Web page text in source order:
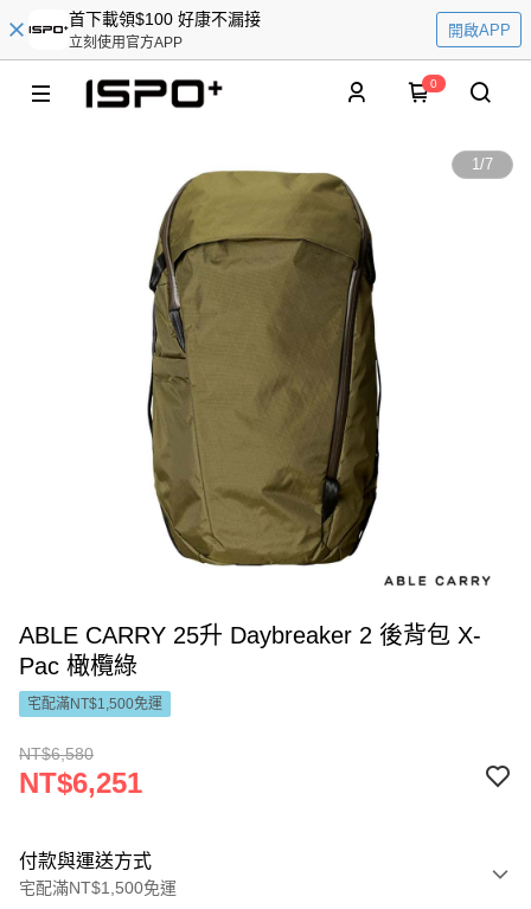
首下載領$100 好康不漏接
立刻使用官方APP
開啟APP
0
1/7
ABLE CARRY 25升 Daybreaker 2 後背包 X-
Pac 橄欖綠
宅配滿NT$1,500免運
NT$6,580
NT$6,251
付款與運送方式
宅配滿NT$1,500免運